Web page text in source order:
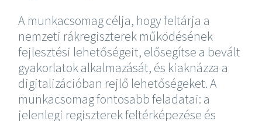
A munkacsomag célja, hogy feltárja a
nemzeti rákregiszterek működésének
fejlesztési lehetőségeit, elősegítse a bevált
gyakorlatok alkalmazását, és kiaknázza a
digitalizációban rejlő lehetőségeket. A
munkacsomag fontosabb feladatai: a
jelenlegi regiszterek feltérképezése és